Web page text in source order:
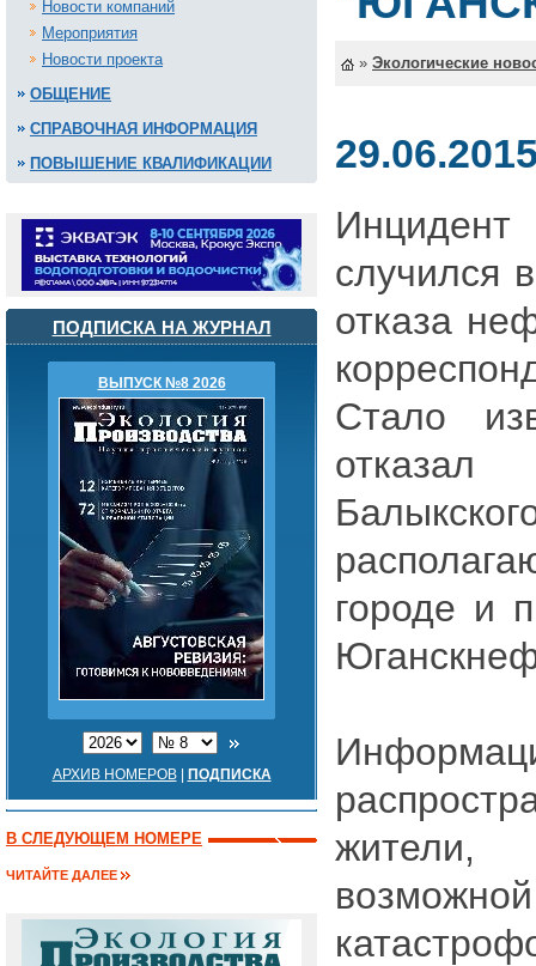
Новости компаний
Мероприятия
Новости проекта
ОБЩЕНИЕ
СПРАВОЧНАЯ ИНФОРМАЦИЯ
ПОВЫШЕНИЕ КВАЛИФИКАЦИИ
ПОДПИСКА НА ЖУРНАЛ
ВЫПУСК №8 2026
АРХИВ НОМЕРОВ| ПОДПИСКА
В СЛЕДУЮЩЕМ НОМЕРЕ
ЧИТАЙТЕ ДАЛЕЕ
» Экологические
случился
отказа
Стало
отказал
городе и